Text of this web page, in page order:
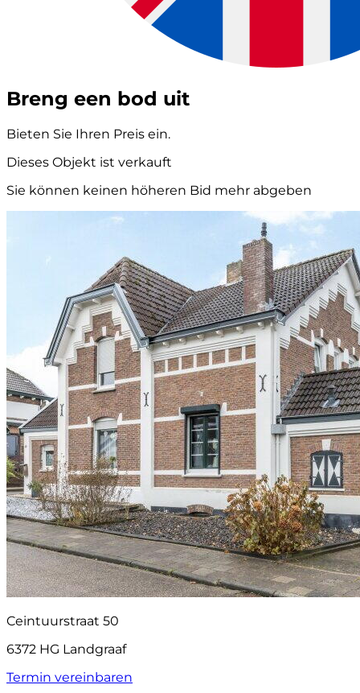
Breng een bod uit
Bieten Sie Ihren Preis ein.
Dieses Objekt ist verkauft
Sie können keinen höheren Bid mehr abgeben
Ceintuurstraat 50
6372 HG Landgraaf
Termin vereinbaren